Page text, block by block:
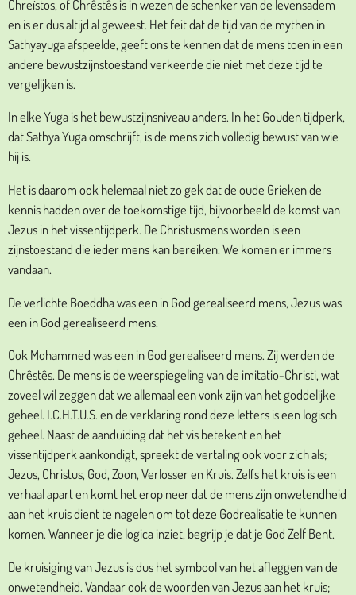
Chreïstos, of Chrêstês is in wezen de schenker van de levensadem
en is er dus altijd al geweest. Het feit dat de tijd van de mythen in
Sathyayuga afspeelde, geeft ons te kennen dat de mens toen in een
andere bewustzijnstoestand verkeerde die niet met deze tijd te
vergelijken is.
In elke Yuga is het bewustzijnsniveau anders. In het Gouden tijdperk,
dat Sathya Yuga omschrijft, is de mens zich volledig bewust van wie
hij is.
Het is daarom ook helemaal niet zo gek dat de oude Grieken de
kennis hadden over de toekomstige tijd, bijvoorbeeld de komst van
Jezus in het vissentijdperk. De Christusmens worden is een
zijnstoestand die ieder mens kan bereiken. We komen er immers
vandaan.
De verlichte Boeddha was een in God gerealiseerd mens, Jezus was
een in God gerealiseerd mens.
Ook Mohammed was een in God gerealiseerd mens. Zij werden de
Chrêstês. De mens is de weerspiegeling van de imitatio-Christi, wat
zoveel wil zeggen dat we allemaal een vonk zijn van het goddelijke
geheel. I.C.H.T.U.S. en de verklaring rond deze letters is een logisch
geheel. Naast de aanduiding dat het vis betekent en het
vissentijdperk aankondigt, spreekt de vertaling ook voor zich als;
Jezus, Christus, God, Zoon, Verlosser en Kruis. Zelfs het kruis is een
verhaal apart en komt het erop neer dat de mens zijn onwetendheid
aan het kruis dient te nagelen om tot deze Godrealisatie te kunnen
komen. Wanneer je die logica inziet, begrijp je dat je God Zelf Bent.
De kruisiging van Jezus is dus het symbool van het afleggen van de
onwetendheid. Vandaar ook de woorden van Jezus aan het kruis;